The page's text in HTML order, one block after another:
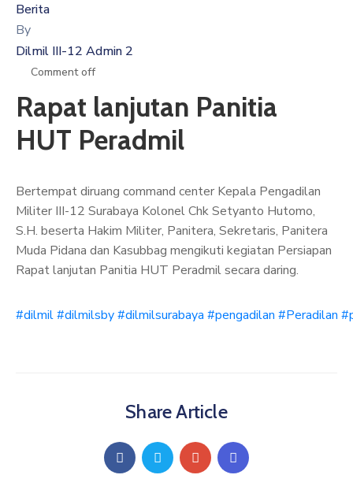
KINERJA
ARTIKEL
HUBUNGI
Berita
By
Dilmil III-12 Admin 2
Comment off
Rapat lanjutan Panitia
HUT Peradmil
Bertempat diruang command center Kepala Pengadilan
Militer III-12 Surabaya Kolonel Chk Setyanto Hutomo,
S.H. beserta Hakim Militer, Panitera, Sekretaris, Panitera
Muda Pidana dan Kasubbag mengikuti kegiatan Persiapan
Rapat lanjutan Panitia HUT Peradmil secara daring.
#dilmil#dilmilsby#dilmilsurabaya #pengadilan #Peradilan
Share Article